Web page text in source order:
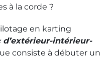
à la corde ?
en karting
d’extérieur-intérieur-
consiste à débuter un